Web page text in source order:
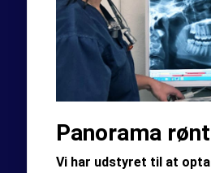
Panorama
Vi har udstyret til at